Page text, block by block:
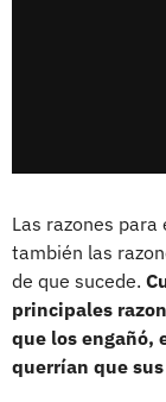
Las razones
también las
de que sucede.
principales
que los engañó,
querrían que